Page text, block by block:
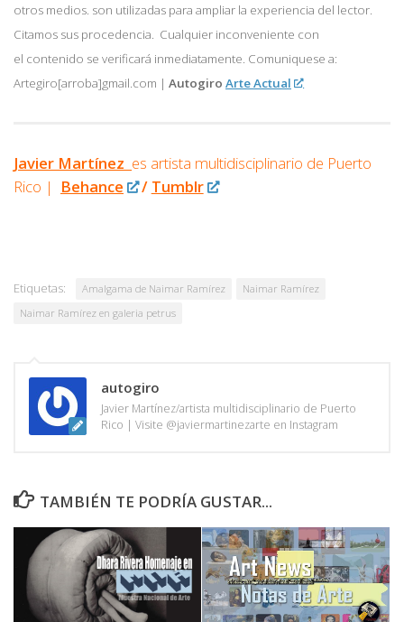
otros medios. son utilizadas para ampliar la experiencia del lector.
Citamos sus procedencia. Cualquier inconveniente con
el contenido se verificará inmediatamente. Comuniquese a:
Artegiro[arroba]gmail.com | Autogiro Arte Actual
Javier Martínez es artista multidisciplinario de Puerto
Rico |
Behance / Tumblr
Etiquetas: Amalgama de Naimar Ramírez
Naimar Ramírez
Naimar Ramírez en galeria petrus
autogiro
Javier Martínez/artista multidisciplinario de Puerto
Rico | Visite @javiermartinezarte en Instagram
TAMBIÉN TE PODRÍA GUSTAR...